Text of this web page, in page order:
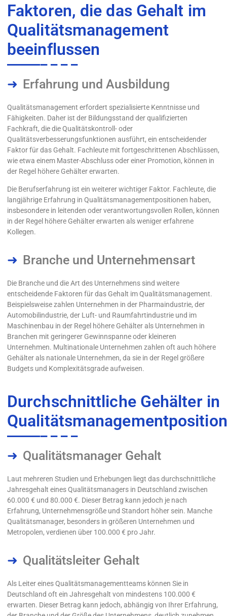
Faktoren, die das Gehalt im
Qualitätsmanagement
beeinflussen
Erfahrung und Ausbildung
Qualitätsmanagement erfordert spezialisierte Kenntnisse und
Fähigkeiten. Daher ist der Bildungsstand der qualifizierten
Fachkraft, die die Qualitätskontroll- oder
Qualitätsverbesserungsfunktionen ausführt, ein entscheidender
Faktor für das Gehalt. Fachleute mit fortgeschrittenen Abschlüssen,
wie etwa einem Master-Abschluss oder einer Promotion, können in
der Regel höhere Gehälter erwarten.
Die Berufserfahrung ist ein weiterer wichtiger Faktor. Fachleute, die
langjährige Erfahrung in Qualitätsmanagementpositionen haben,
insbesondere in leitenden oder verantwortungsvollen Rollen, können
in der Regel höhere Gehälter erwarten als weniger erfahrene
Kollegen.
Branche und Unternehmensart
Die Branche und die Art des Unternehmens sind weitere
entscheidende Faktoren für das Gehalt im Qualitätsmanagement.
Beispielsweise zahlen Unternehmen in der Pharmaindustrie, der
Automobilindustrie, der Luft- und Raumfahrtindustrie und im
Maschinenbau in der Regel höhere Gehälter als Unternehmen in
Branchen mit geringerer Gewinnspanne oder kleineren
Unternehmen. Multinationale Unternehmen zahlen oft auch höhere
Gehälter als nationale Unternehmen, da sie in der Regel größere
Budgets und Komplexitätsgrade aufweisen.
Durchschnittliche Gehälter in
Qualitätsmanager Gehalt
Laut mehreren Studien und Erhebungen liegt das durchschnittliche
Jahresgehalt eines Qualitätsmanagers in Deutschland zwischen
60.000 € und 80.000 €. Dieser Betrag kann jedoch je nach
Erfahrung, Unternehmensgröße und Standort höher sein. Manche
Qualitätsmanager, besonders in größeren Unternehmen und
Metropolen, verdienen über 100.000 € pro Jahr.
Qualitätsleiter Gehalt
Als Leiter eines Qualitätsmanagementteams können Sie in
Deutschland oft ein Jahresgehalt von mindestens 100.000 €
erwarten. Dieser Betrag kann jedoch, abhängig von Ihrer Erfahrung,